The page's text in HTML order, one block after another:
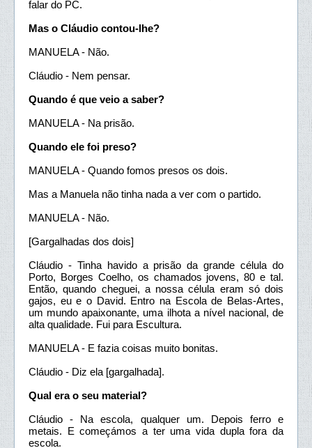
falar do PC.
Mas o Cláudio contou-lhe?
MANUELA - Não.
Cláudio - Nem pensar.
Quando é que veio a saber?
MANUELA - Na prisão.
Quando ele foi preso?
MANUELA - Quando fomos presos os dois.
Mas a Manuela não tinha nada a ver com o partido.
MANUELA - Não.
[Gargalhadas dos dois]
Cláudio - Tinha havido a prisão da grande célula do
Porto, Borges Coelho, os chamados jovens, 80 e tal.
Então, quando cheguei, a nossa célula eram só dois
gajos, eu e o David. Entro na Escola de Belas-Artes,
um mundo apaixonante, uma ilhota a nível nacional, de
alta qualidade. Fui para Escultura.
MANUELA - E fazia coisas muito bonitas.
Cláudio - Diz ela [gargalhada].
Qual era o seu material?
Cláudio - Na escola, qualquer um. Depois ferro e
metais. E começámos a ter uma vida dupla fora da
escola.